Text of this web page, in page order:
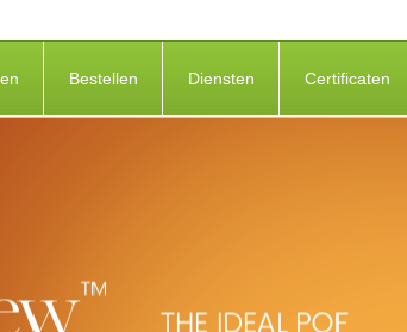
Bestellen Diensten Certificaten